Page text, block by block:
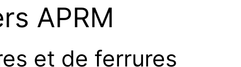
APRM
et de ferrures